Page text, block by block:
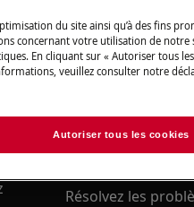
détachées
Acheter des
Trouvez votre
Résolvez les
du site ainsi qu’à des fins
concernant votre utilisation de notre
En cliquant sur « Autoriser tous
veuillez consulter notre
Autoriser tous les cookies